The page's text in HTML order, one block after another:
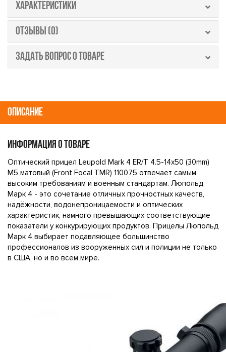
ХАРАКТЕРИСТИКИ
ОТЗЫВЫ (0)
ЗАДАТЬ ВОПРОС О ТОВАРЕ
ОПИСАНИЕ
ИНФОРМАЦИЯ О ТОВАРЕ
Оптический прицел Leupold Mark 4 ER/T 4.5-14x50 (30mm)
M5 матовый (Front Focal TMR) 110075 отвечает самым
высоким требованиям и военным стандартам. Люпольд
Марк 4 - это сочетание отличных прочностных качеств,
надёжности, водонепроницаемости и оптических
характеристик, намного превышающих соответствующие
показатели у конкурирующих продуктов. Прицелы Люпольд
Марк 4 выбирает подавляющее большинство
профессионалов из вооруженных сил и полиции не только
в США, но и во всем мире.